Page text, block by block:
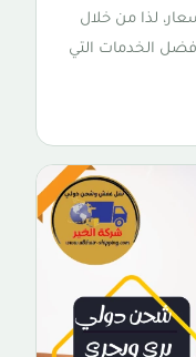
لذا من خلال
الخدمات التي